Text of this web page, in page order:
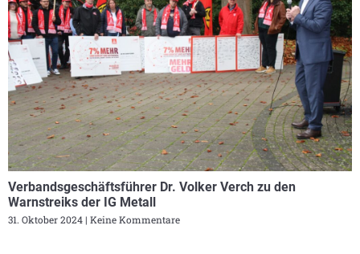
Verbandsgeschäftsführer Dr. Volker Verch zu den
Warnstreiks der IG Metall
31. Oktober 2024 Keine Kommentare